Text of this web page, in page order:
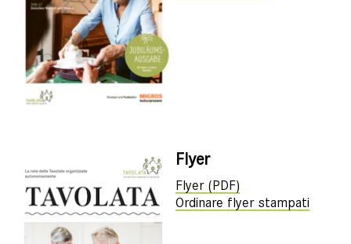
Flyer
Flyer (PDF)
Ordinare flyer stampati